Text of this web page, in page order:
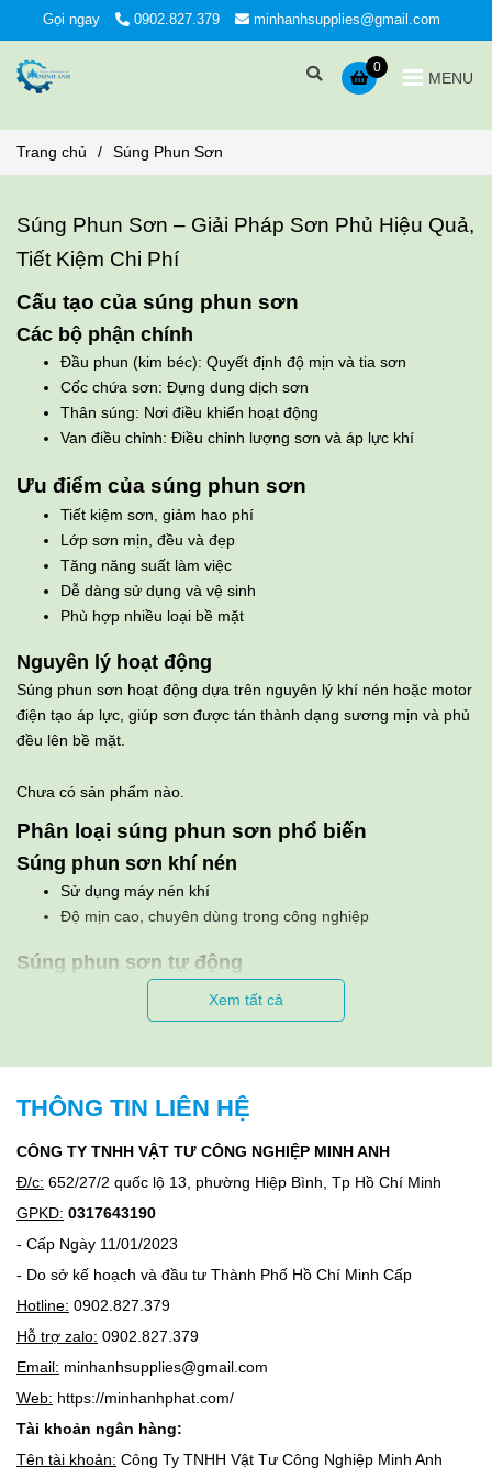
Gọi ngay 0902.827.379 minhanhsupplies@gmail.com
0
MENU
Trang chủ / Súng Phun Sơn
Súng Phun Sơn – Giải Pháp Sơn Phủ Hiệu Quả,
Tiết Kiệm Chi Phí
Cấu tạo của súng phun sơn
Các bộ phận chính
Đầu phun (kim béc): Quyết định độ mịn và tia sơn
Cốc chứa sơn: Đựng dung dịch sơn
Thân súng: Nơi điều khiển hoạt động
Van điều chỉnh: Điều chỉnh lượng sơn và áp lực khí
Ưu điểm của súng phun sơn
Tiết kiệm sơn, giảm hao phí
Lớp sơn mịn, đều và đẹp
Tăng năng suất làm việc
Dễ dàng sử dụng và vệ sinh
Phù hợp nhiều loại bề mặt
Nguyên lý hoạt động
Súng phun sơn hoạt động dựa trên nguyên lý khí nén hoặc motor
điện tạo áp lực, giúp sơn được tán thành dạng sương mịn và phủ
đều lên bề mặt.
Chưa có sản phẩm nào.
Phân loại súng phun sơn phổ biến
Súng phun sơn khí nén
Sử dụng máy nén khí
Độ mịn cao, chuyên dùng trong công nghiệp
Súng phun sơn tự động
phù hợp cho dây chuyền phun sơn tự động
Thiết kế nhỏ gọn
Sơn kim loại, kết cấu thép
Sơn tĩnh điện, dây chuyền sản xuất
Trong dân dụng
Kinh nghiệm chọn mua súng phun sơn
H3: Lựa chọn theo nhu cầu
Xưởng lớn: chọn súng khí nén chuyên nghiệp
Gia đình: chọn súng điện mini
Xem tất cả
THÔNG TIN LIÊN HỆ
CÔNG TY TNHH VẬT TƯ CÔNG NGHIỆP MINH ANH
Đ/c: 652/27/2 quốc lộ 13, phường Hiệp Bình, Tp Hồ Chí Minh
GPKD: 0317643190
- Cấp Ngày 11/01/2023
- Do sở kế hoạch và đầu tư Thành Phố Hồ Chí Minh Cấp
Hotline: 0902.827.379
Hỗ trợ zalo: 0902.827.379
Email: minhanhsupplies@gmail.com
Web: https://minhanhphat.com/
Tài khoản ngân hàng:
Tên tài khoản: Công Ty TNHH Vật Tư Công Nghiệp Minh Anh